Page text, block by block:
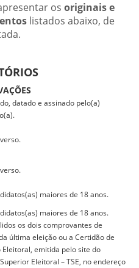
os originais e
listados abaixo, de
datado e assinado pelo(a)
maiores de 18 anos.
maiores de 18 anos.
os dois comprovantes de
última eleição ou a Certidão de
Eleitoral, emitida pelo site do
Eleitoral – TSE, no endereço